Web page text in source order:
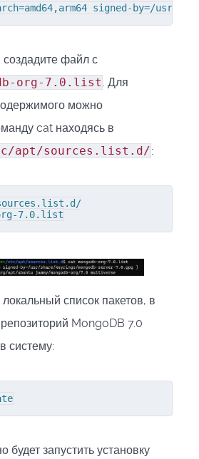
signed-by=/usr/
создадите файл с
org-7.0.list . Для
можно
cat находясь в
apt/sources.list.d/:
org-7.0.list
список пакетов, в
репозиторий MongoDB 7.0
систему:
запустить установку